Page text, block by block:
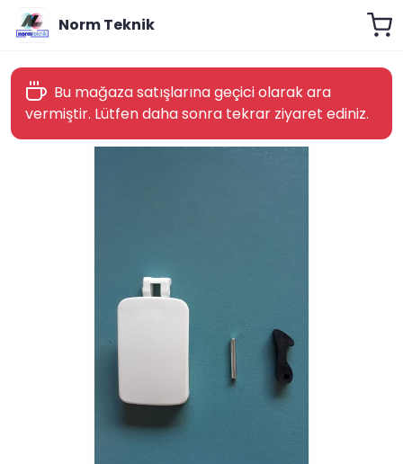
Norm Teknik
Bu mağaza satışlarına geçici olarak ara
vermiştir. Lütfen daha sonra tekrar ziyaret ediniz.